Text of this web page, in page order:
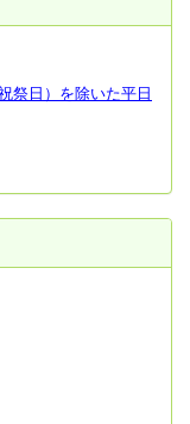
祭日）を除いた平日